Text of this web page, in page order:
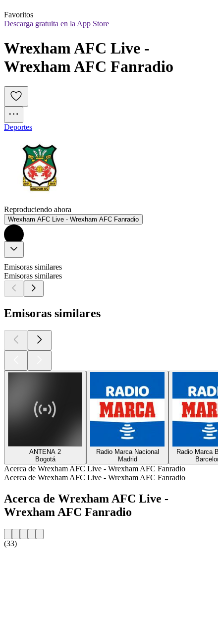
Favoritos
Descarga gratuita en la App Store
Wrexham AFC Live -
Wrexham AFC Fanradio
Deportes
Reproduciendo ahora
Wrexham AFC Live - Wrexham AFC Fanradio
Emisoras similares
Emisoras similares
Emisoras similares
ANTENA 2
Bogotá
Radio Marca Nacional
Madrid
Radio Marca
Acerca de Wrexham AFC Live - Wrexham AFC Fanradio
Acerca de Wrexham AFC Live - Wrexham AFC Fanradio
Acerca de Wrexham AFC Live -
Wrexham AFC Fanradio
(33)